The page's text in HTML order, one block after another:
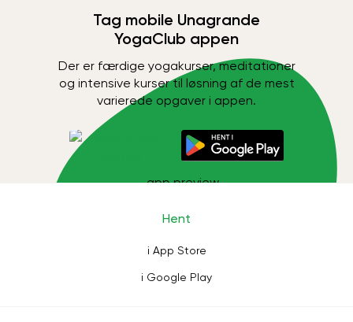
Tag mobile Unagrande
YogaClub appen
Der er færdige yogakurser, meditationer
og intensive kurser til løsning af de mest
varierede opgaver i appen.
Hent
i App Store
i Google Play